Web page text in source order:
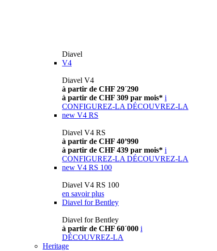
Diavel
V4
Diavel V4
à partir de CHF 29´290
à partir de CHF 309 par mois* i
CONFIGUREZ-LA DÉCOUVREZ-LA
new V4 RS
Diavel V4 RS
à partir de CHF 40’990
à partir de CHF 439 par mois* i
CONFIGUREZ-LA DÉCOUVREZ-LA
new V4 RS 100
Diavel V4 RS 100
en savoir plus
Diavel for Bentley
Diavel for Bentley
à partir de CHF 60´000 i
DÉCOUVREZ-LA
Heritage